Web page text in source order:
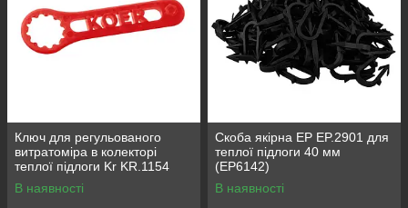
Ключ для регульованого
витратоміра в колекторі
теплої підлоги Kr KR.1154
(KR3361)
В наявності
Скоба якірна EP EP.2901 для
теплої підлоги 40 мм
(EP6142)
В наявності